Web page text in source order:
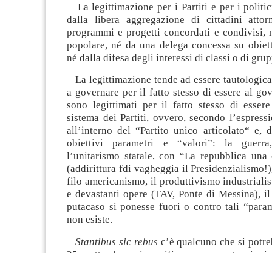
La legittimazione per i Partiti e per i
dalla libera aggregazione di cittadini
programmi e progetti concordati e condivisi,
popolare, né da una delega concessa su
né dalla difesa degli interessi di classi o di
La legittimazione tende ad essere
a governare per il fatto stesso di essere al
sono legittimati per il fatto stesso di
sistema dei Partiti, ovvero, secondo
all’interno del “Partito unico articolato“ e,
obiettivi parametri e “valori”: la
l’unitarismo statale, con “La repubblica
(addirittura fdi vagheggia il
filo americanismo, il produttivismo
e devastanti opere (TAV, Ponte di Messina),
putacaso si ponesse fuori o contro tali
non esiste.
Stantibus sic rebus c’è qualcuno che si